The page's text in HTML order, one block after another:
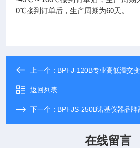
0℃接到订单后，生产周期为60天。
上一个： BPHJ-120B专业高低温交变湿热
返回列表
下一个： BPHJS-250B诺基仪器品牌高低温交变湿热试
在线留言